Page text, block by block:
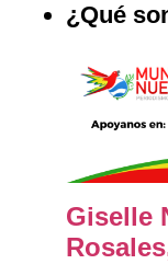
¿Qué
Giselle